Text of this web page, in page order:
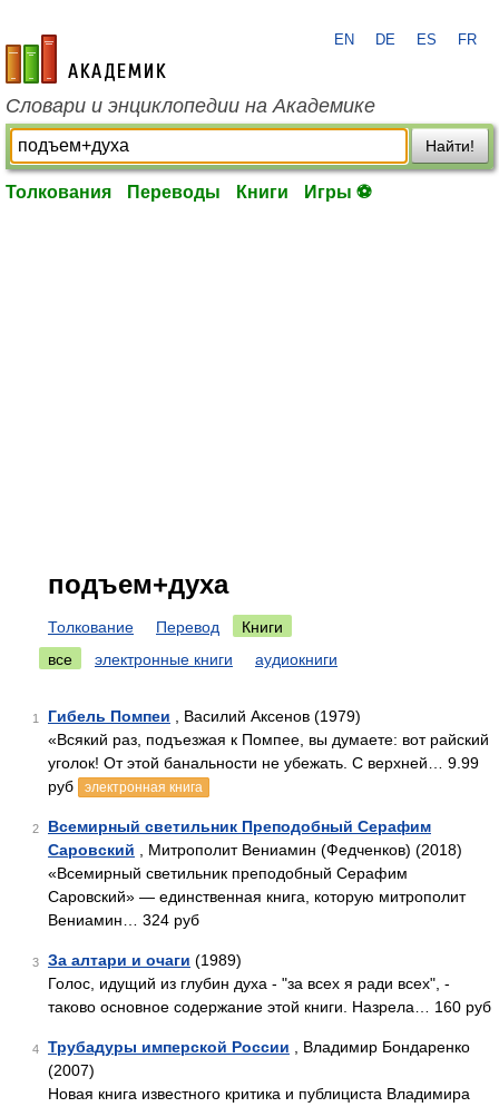
academic.ru
EN DE ES FR
Словари и энциклопедии на Академике
Найти!
Толкования Переводы Книги Игры ⚽
подъем+духа
Толкование Перевод
Книги
все
электронные книги аудиокниги
1 Гибель Помпеи , Василий Аксенов (1979)
«Всякий раз, подъезжая к Помпее, вы думаете: вот райский
уголок! От этой банальности не убежать. С верхней… 9.99
руб
электронная книга
2
Всемирный светильник Преподобный Серафим
Саровский , Митрополит Вениамин (Федченков) (2018)
«Всемирный светильник преподобный Серафим
Саровский» — единственная книга, которую митрополит
Вениамин… 324 руб
3 За алтари и очаги (1989)
Голос, идущий из глубин духа - "за всех я ради всех", -
таково основное содержание этой книги. Назрела… 160 руб
4 Трубадуры имперской России , Владимир Бондаренко
(2007)
Новая книга известного критика и публициста Владимира